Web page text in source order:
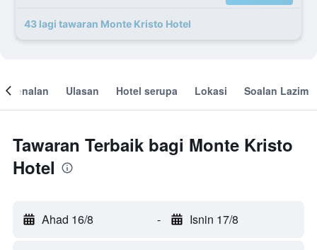
43 lagi tawaran Monte Kristo Hotel
Ulasan Hotel serupa Lokasi Soalan Lazim
Tawaran Terbaik bagi Monte Kristo
Hotel
Ahad 16/8 - Isnin 17/8